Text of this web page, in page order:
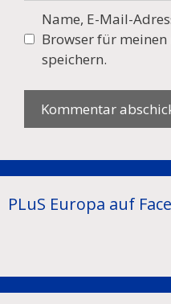
Name, E-Mail-
Browser für
speichern.
PLuS Europa auf